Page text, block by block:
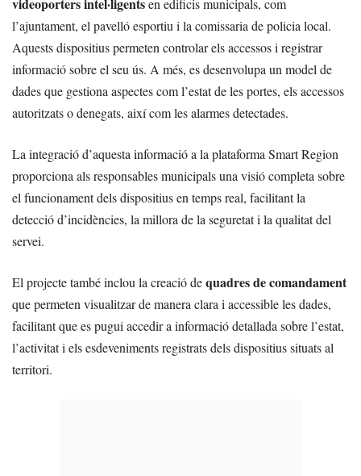
en edificis municipals, com
l’ajuntament, el pavelló esportiu i la comissaria de policia local.
Aquests dispositius permeten controlar els accessos i registrar
informació sobre el seu ús. A més, es desenvolupa un model de
dades que gestiona aspectes com l’estat de les portes, els accessos
autoritzats o denegats, així com les alarmes detectades.
La integració d’aquesta informació a la plataforma Smart Region
proporciona als responsables municipals una visió completa sobre
el funcionament dels dispositius en temps real, facilitant la
detecció d’incidències, la millora de la seguretat i la qualitat del
servei.
El projecte també inclou la creació dequadres de comandament
que permeten visualitzar de manera clara i accessible les dades,
facilitant que es pugui accedir a informació detallada sobre l’estat,
l’activitat i els esdeveniments registrats dels dispositius situats al
territori.